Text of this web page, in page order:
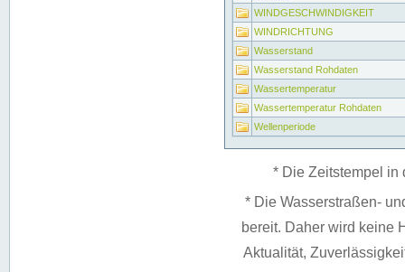
WINDGESCHWINDIGKEIT
WINDRICHTUNG
Wasserstand
Wasserstand Rohdaten
Wassertemperatur
Wassertemperatur Rohdaten
Wellenperiode
* Die Zeitstempel in
* Die Wasserstraßen-
bereit. Daher wird keine
Aktualität,